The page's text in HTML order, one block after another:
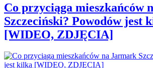
Co przyciąga mieszkańców
Szczeciński? Powodów jest
[WIDEO, ZDJĘCIA]